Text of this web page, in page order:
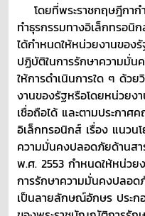
โดยที่พระราชกฤษฎีกาก
ทำธุรกรรมทางอิเล็กทรอนิ
ได้กำหนดให้หน่วยงานของ
ปฏิบัติในการรักษาความมั่
ให้การดำเนินการใด ๆ ด้ว
งานของรัฐหรือโดยหน่วย
เชื่อถือได้ และตามประกาศ
อิเล็กทรอนิกส์ เรื่อง แนวน
ความมั่นคงปลอดภัยด้านส
พ.ศ. 2553 กำหนดให้หน่วย
การรักษาความมั่นคงปลอ
เป็นลายลักษณ์อักษร ประก